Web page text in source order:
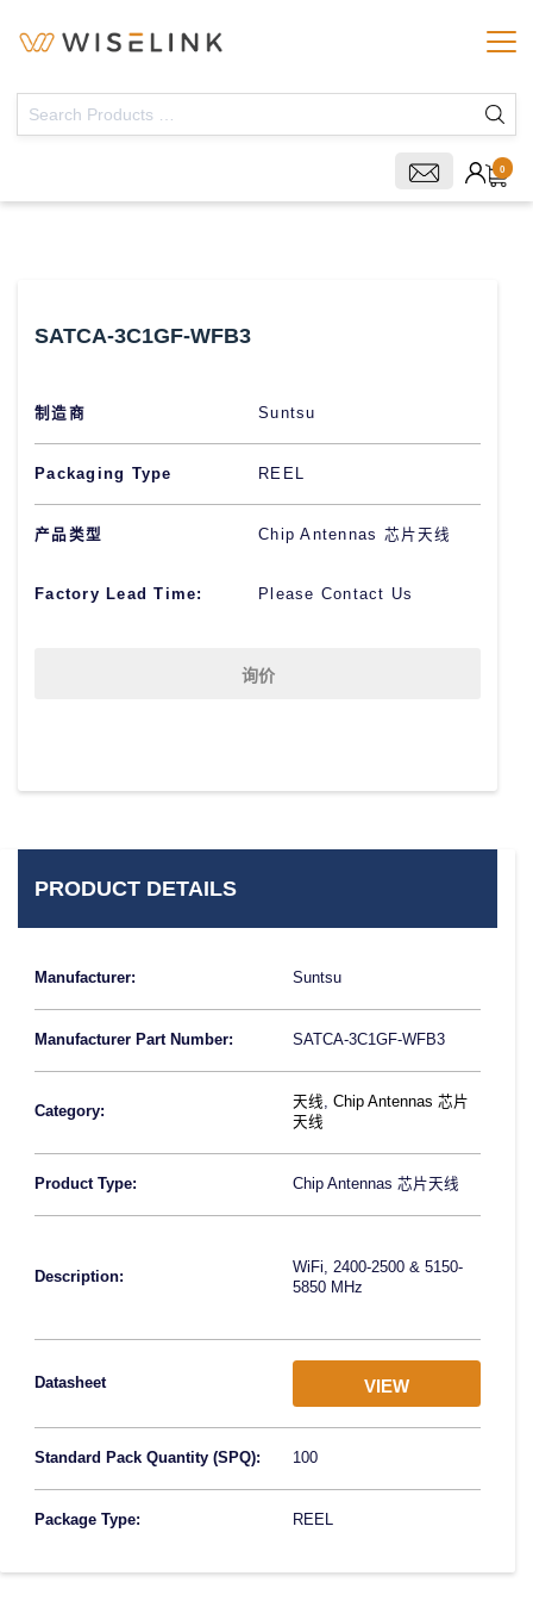
0
SATCA-3C1GF-WFB3
制造商 Suntsu
Packaging Type REEL
产品类型 Chip Antennas 芯片天线
Factory Lead Time: Please Contact Us
询价
PRODUCT DETAILS
Manufacturer: Suntsu
Manufacturer Part Number: SATCA-3C1GF-WFB3
Category:
天线, Chip Antennas 芯片
天线
Product Type: Chip Antennas 芯片天线
Description:
WiFi, 2400-2500 & 5150-
5850 MHz
Datasheet VIEW
Standard Pack Quantity (SPQ): 100
Package Type: REEL